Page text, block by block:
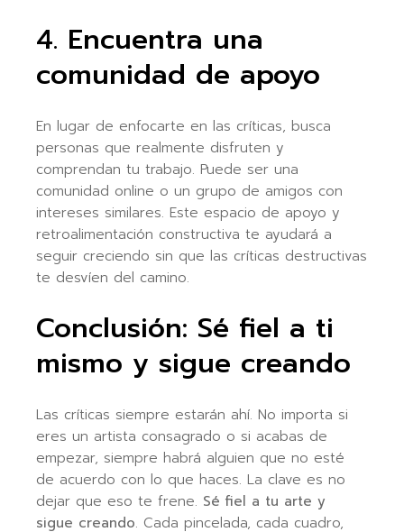
4. Encuentra una
comunidad de apoyo
En lugar de enfocarte en las críticas, busca
personas que realmente disfruten y
comprendan tu trabajo. Puede ser una
comunidad online o un grupo de amigos con
intereses similares. Este espacio de apoyo y
retroalimentación constructiva te ayudará a
seguir creciendo sin que las críticas destructivas
te desvíen del camino.
Conclusión: Sé fiel a ti
mismo y sigue creando
Las críticas siempre estarán ahí. No importa si
eres un artista consagrado o si acabas de
empezar, siempre habrá alguien que no esté
de acuerdo con lo que haces. La clave es no
dejar que eso te frene. Sé fiel a tu arte y
sigue creando. Cada pincelada, cada cuadro,